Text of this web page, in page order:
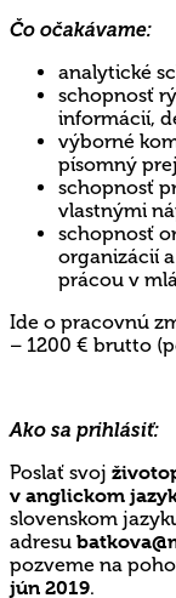
Čo očakávame:
analytické
schopnosť
informácií,
výborné
písomný
schopnosť
vlastnými
schopnosť
organizácií
prácou v
Ide o pracovnú
– 1200 € brutto
Ako sa prihlásiť:
Poslať svoj
v anglickom
slovenskom
adresu
pozveme na
jún 2019.